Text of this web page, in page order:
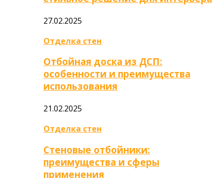
27.02.2025
Отделка стен
Отбойная доска из ДСП:
особенности и преимущества
использования
21.02.2025
Отделка стен
Стеновые отбойники:
преимущества и сферы
применения